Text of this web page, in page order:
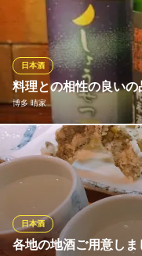
福岡県福岡市中央区西中洲
ています！季節によって
には載せていないプレミ
わせて様々なお酒を飲み
い。人気銘柄が売り切れ
どんでんがえし
素材にこだわる博多酒処
地下鉄七隈線（3号線
福岡県福岡市中央区春吉3-
料理との相性の良いの
博多 晴家
日本酒
希少な芋焼酎や麦焼酎 米
を取り揃えています。日
ね下さい。お好みの銘柄
りとお申し付け下さい。
博多 晴家
各地の地酒ご用意しま
日本酒